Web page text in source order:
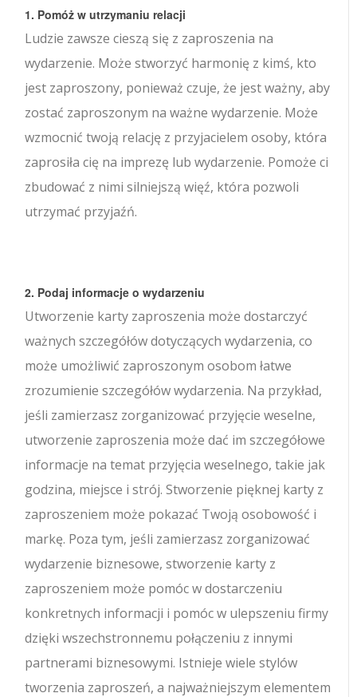
1. Pomóż w utrzymaniu relacji
Ludzie zawsze cieszą się z zaproszenia na
wydarzenie. Może stworzyć harmonię z kimś, kto
jest zaproszony, ponieważ czuje, że jest ważny, aby
zostać zaproszonym na ważne wydarzenie. Może
wzmocnić twoją relację z przyjacielem osoby, która
zaprosiła cię na imprezę lub wydarzenie. Pomoże ci
zbudować z nimi silniejszą więź, która pozwoli
utrzymać przyjaźń.
2. Podaj informacje o wydarzeniu
Utworzenie karty zaproszenia może dostarczyć
ważnych szczegółów dotyczących wydarzenia, co
może umożliwić zaproszonym osobom łatwe
zrozumienie szczegółów wydarzenia. Na przykład,
jeśli zamierzasz zorganizować przyjęcie weselne,
utworzenie zaproszenia może dać im szczegółowe
informacje na temat przyjęcia weselnego, takie jak
godzina, miejsce i strój. Stworzenie pięknej karty z
zaproszeniem może pokazać Twoją osobowość i
markę. Poza tym, jeśli zamierzasz zorganizować
wydarzenie biznesowe, stworzenie karty z
zaproszeniem może pomóc w dostarczeniu
konkretnych informacji i pomóc w ulepszeniu firmy
dzięki wszechstronnemu połączeniu z innymi
partnerami biznesowymi. Istnieje wiele stylów
tworzenia zaproszeń, a najważniejszym elementem